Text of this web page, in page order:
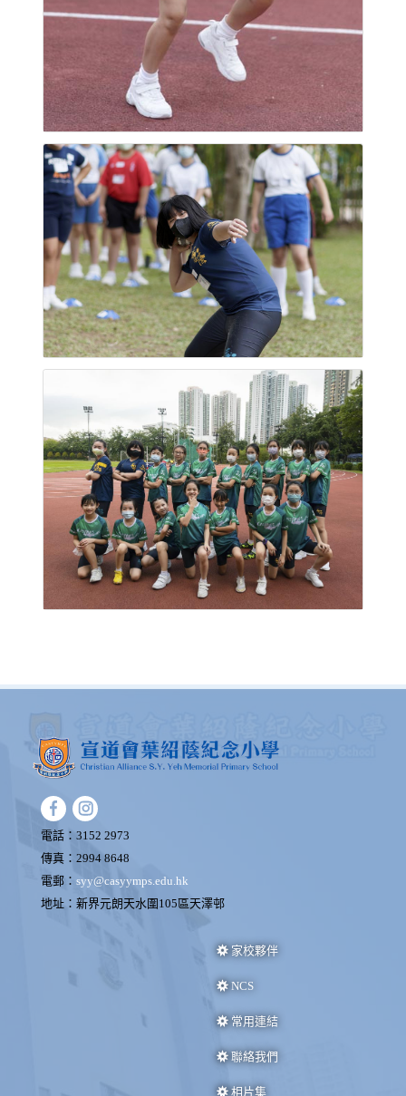
電話：3152 2973
傳真：2994 8648
電郵： syy@casyymps.edu.hk
地址：新界元朗天水圍105區天澤邨
家校夥伴
NCS
常用連結
聯絡我們
相片集